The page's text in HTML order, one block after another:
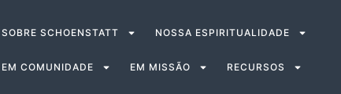
SOBRE SCHOENSTATT NOSSA ESPIRITUALIDADE
EM COMUNIDADE EM MISSÃO RECURSOS